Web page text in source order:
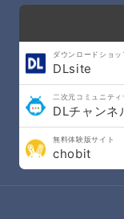
ダウンロードショッ
DLsite
二次元コミュニティ
DLチャンネ
無料体験版サイト
chobit